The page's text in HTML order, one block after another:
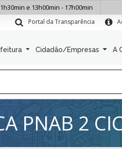
e 13h00min - 17h00min
Portal da Transparência
Cidadão/Empresas A
PNAB 2